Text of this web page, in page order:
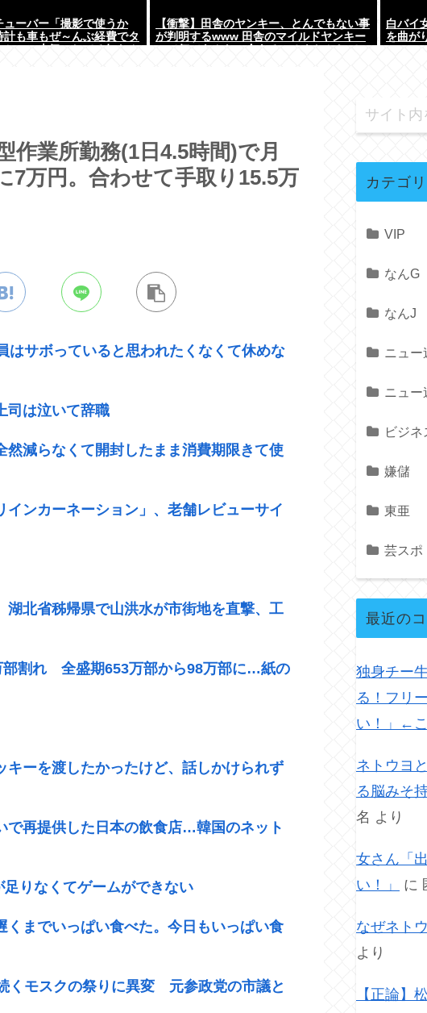
ューバー「撮影で使うか
計も車もぜ～んぶ経費でタ
【衝撃】田舎のヤンキー、とんでもない事
が判明するwww 田舎のマイルドヤンキー
白バイ
を曲が
作業所勤務(1日4.5時間)で月
7万円。合わせて手取り15.5万
サボっていると思われたくなくて休めな
司は泣いて辞職
減らなくて開封したまま消費期限きて使
インカーネーション」、老舗レビューサイ
北省秭帰県で山洪水が市街地を直撃、工
部割れ 全盛期653万部から98万部に…紙の
キーを渡したかったけど、話しかけられず
で再提供した日本の飲食店…韓国のネット
りなくてゲームができない
くまでいっぱい食べた。今日もいっぱい食
くモスクの祭りに異変 元参政党の市議と
カテゴ
VIP
なんG
なんJ
ニュー
ニュー
ビジ
嫌儲
東亜
芸スポ
最近の
独身チー
る！フリ
い！」←
ネトウヨ
る脳みそ
名 より
女さん「
い！」
に
なぜネト
より
【正論】